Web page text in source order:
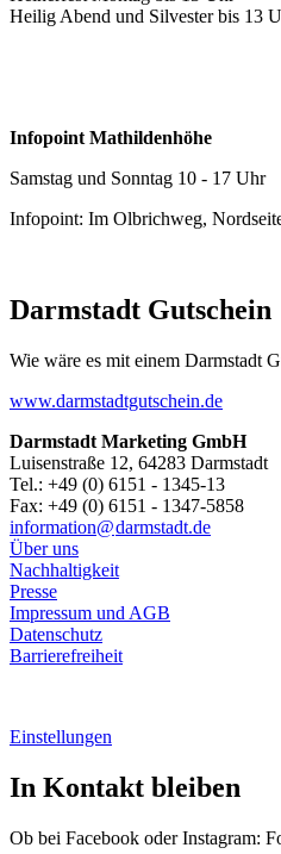
Heilig Abend und Silvester bis 13
Infopoint Mathildenhöhe
Samstag und Sonntag 10 - 17 Uhr
Infopoint: Im Olbrichweg,
Darmstadt Gutschein
Wie wäre es mit einem Darmstadt
www.darmstadtgutschein.de
Darmstadt Marketing GmbH
Luisenstraße 12, 64283 Darmstadt
Tel.: +49 (0) 6151 - 1345-13
Fax: +49 (0) 6151 - 1347-5858
information@darmstadt.de
Über uns
Nachhaltigkeit
Presse
Impressum und AGB
Datenschutz
Barrierefreiheit
Einstellungen
In Kontakt bleiben
Ob bei Facebook oder Instagram: